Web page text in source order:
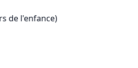
de l'enfance)